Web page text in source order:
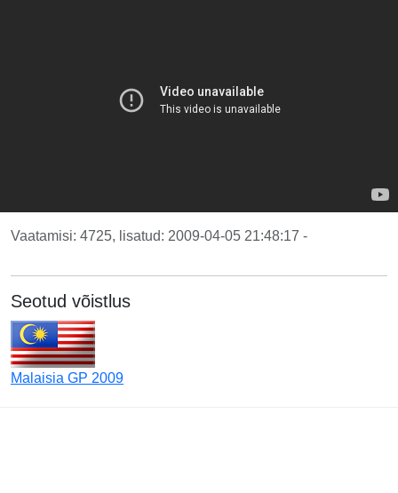
Vaatamisi: 4725, lisatud: 2009-04-05 21:48:17 -
Seotud võistlus
Malaisia GP 2009